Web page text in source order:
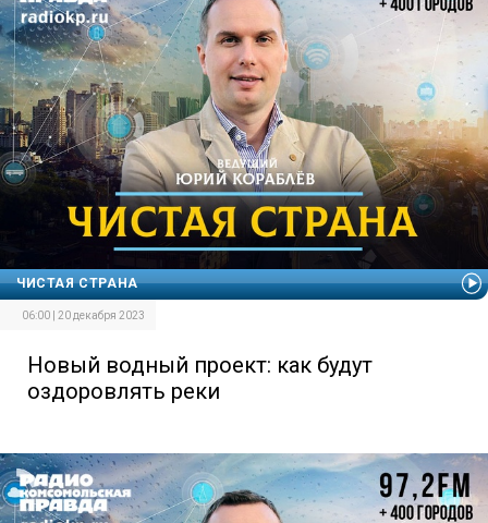
ЧИСТАЯ СТРАНА
06:00 | 20 декабря 2023
Новый водный проект: как будут
оздоровлять реки